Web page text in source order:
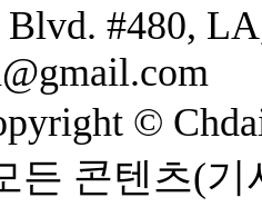
#480,
©
든 콘텐츠(